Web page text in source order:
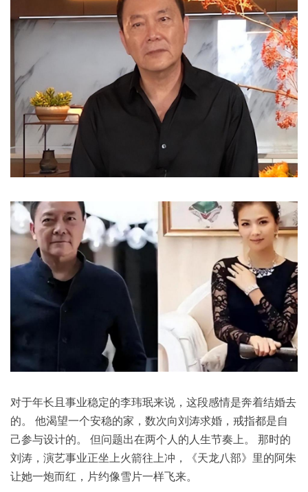
对于年长且事业稳定的李玮珉来说，这段感情是奔着结婚去
的。 他渴望一个安稳的家，数次向刘涛求婚，戒指都是自
己参与设计的。 但问题出在两个人的人生节奏上。 那时的
刘涛，演艺事业正坐上火箭往上冲，《天龙八部》里的阿朱
让她一炮而红，片约像雪片一样飞来。